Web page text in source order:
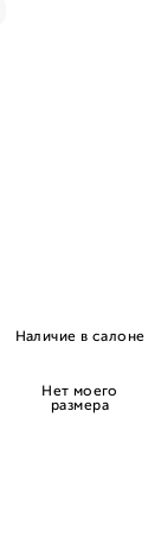
Нет моего
размера
Наличие в салоне